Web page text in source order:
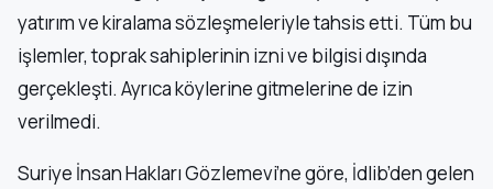
yatırım ve kiralama sözleşmeleriyle tahsis etti. Tüm bu
işlemler, toprak sahiplerinin izni ve bilgisi dışında
gerçekleşti. Ayrıca köylerine gitmelerine de izin
verilmedi.
Suriye İnsan Hakları Gözlemevi’ne göre, İdlib’den gelen